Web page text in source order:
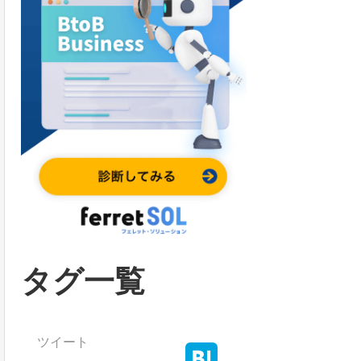
タグ一覧
ツイート